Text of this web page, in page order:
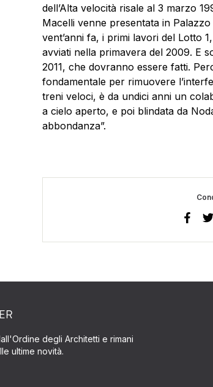
dell’Alta velocità risale al 3 marzo
Macelli venne presentata in
vent’anni fa, i primi lavori del Lotto
avviati nella primavera del 2009. E
2011, che dovranno essere fatti.
fondamentale per rimuovere
treni veloci, è da undici anni un
a cielo aperto, e poi blindata da
abbondanza”.
degli Architetti e rimani
ultime novità.